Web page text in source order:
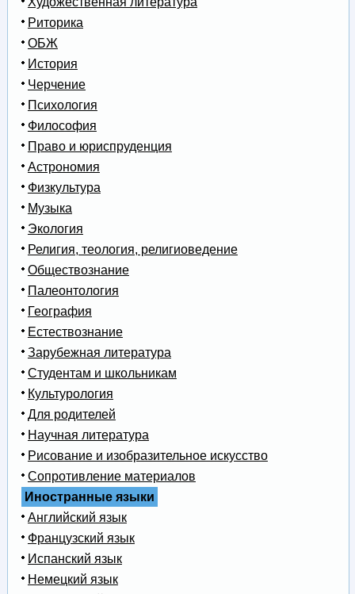
Риторика
ОБЖ
История
Черчение
Психология
Философия
Право и юриспруденция
Астрономия
Физкультура
Музыка
Экология
Религия, теология, религиоведение
Обществознание
Палеонтология
География
Естествознание
Зарубежная литература
Студентам и школьникам
Культурология
Для родителей
Научная литература
Рисование и изобразительное искусство
Сопротивление материалов
Иностранные языки
Английский язык
Французский язык
Испанский язык
Немецкий язык